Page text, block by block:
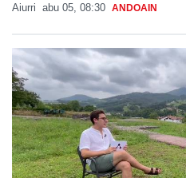
Aiurri abu 05, 08:30 ANDOAIN